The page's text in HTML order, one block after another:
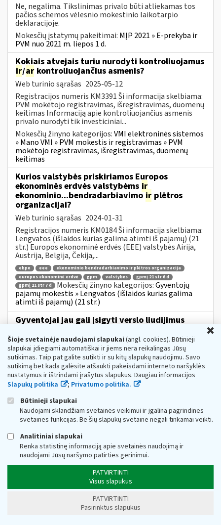
Ne, negalima. Tikslinimas privalo būti atliekamas tos
pačios schemos vėlesnio mokestinio laikotarpio
deklaracijoje.
Mokesčių įstatymų pakeitimai: MĮP 2021 » E-prekyba ir
PVM nuo 2021 m. liepos 1 d.
Kokiais atvejais turiu nurodyti kontroliuojamus
ir/ar kontroliuojančius asmenis?
Web turinio sąrašas 2025-05-12
Registracijos numeris KM3391 Ši informacija skelbiama:
PVM mokėtojo registravimas, išregistravimas, duomenų
keitimas Informaciją apie kontroliuojančius asmenis
privalo nurodyti tik investiciniai...
Mokesčių žinyno kategorijos:VMI elektroninės sistemos
» Mano VMI » PVM mokestis ir registravimas » PVM
mokėtojo registravimas, išregistravimas, duomenų
keitimas
Kurios valstybės priskiriamos Europos
ekonominės erdvės valstybėms ir
ekonominio...bendradarbiavimoir plėtros
organizacijai?
Web turinio sąrašas 2024-01-31
Registracijos numeris KM0184 Ši informacija skelbiama:
Lengvatos (išlaidos kurias galima atimti iš pajamų) (21
str.) Europos ekonominė erdvės (EEE) valstybės Airija,
Austrija, Belgija, Čekija,...
ebpo eee
ekonominio bendradarbiavimo ir plėtros organizacija
europos ekonominė erdvė
gpm valstybės
gpmį 21 str 6 d
gpmį 21 str 7 d
Mokesčių žinyno kategorijos:Gyventojų
pajamų mokestis » Lengvatos (išlaidos kurias galima
atimti iš pajamų) (21 str.)
Gyventojai jau gali įsigyti verslo liudijimus
Web turinio sąrašas 2022-12-07
Valstybinėmokesčiųinspekcija (VMI) informuoja, kad
nuo šiandien gyventojai jau gali įsigyti verslo liudijimų
2023 m. Paprasčiausias ir greičiausias būdas tai padaryti
–...
Arprekių pervežimas į kitą valstybę narę dėl jų
remonto, derinimo, priežiūrosir
Web turinio sąrašas
Registracijos numeris KM0021 Ši informacija skelbiama:
Prekių pervežimas verslo tikslais į kitą valstybę narę (5-
1 str.) Kai prekės į kitą valstybę narę yra pervežamos
aptarnavimui (remontui,...
perdirbimas
Mokesčių žinyno kategorijos:Pridėtinės vertės mokestis
» Mokesčio objektas (I skyrius) » Prekių tiekimas » Prekių
Šioje svetainėje naudojami slapukai(angl. cookies). Būtinieji
slapukai įdiegiami automatiškai ir jiems nėra reikalingas Jūsų
sutikimas. Taip pat galite sutikti ir su kitų slapukų naudojimu. Savo
sutikimą bet kada galėsite atšaukti pakeisdami interneto naršyklės
nustatymus ir ištrindami įrašytus slapukus. Daugiau informacijos
Slapukų politika
; Privatumo politika.
Būtinieji slapukai
Naudojami sklandžiam svetainės veikimui ir įgalina pagrindines
svetainės funkcijas. Be šių slapukų svetainė negali tinkamai veikti.
Analitiniai slapukai
Renka statistinę informaciją apie svetainės naudojimą ir
naudojami Jūsų naršymo patirties gerinimui.
PATVIRTINTI
Visus slapukus
PATVIRTINTI
Pasirinktus slapukus